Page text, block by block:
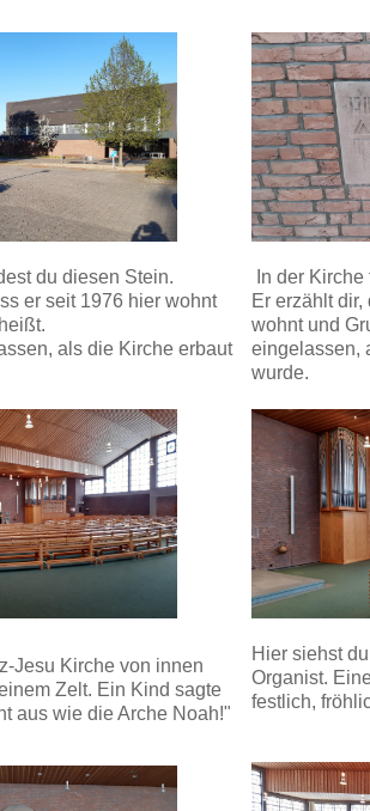
du diesen Stein.
er seit 1976 hier wohnt
als die Kirche erbaut
In der
Er erzählt
wohnt und
eingelassen,
wurde.
Jesu Kirche von innen
Zelt. Ein Kind sagte
aus wie die Arche Noah!"
Hier siehst
Organist.
festlich,